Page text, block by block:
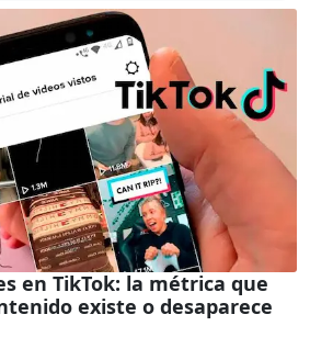
en TikTok: la métrica que
existe o desaparece